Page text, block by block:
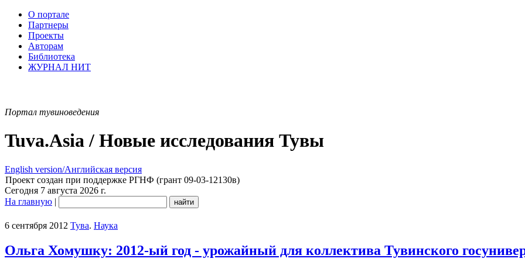
О портале
Партнеры
Проекты
Авторам
Библиотека
ЖУРНАЛ НИТ
Портал тувиноведения
Tuva.Asia / Новые исследования Тувы
English version/Английская версия
Проект создан при поддержке РГНФ (грант 09-03-12130в)
Сегодня 7 августа 2026 г.
На главную |
6 сентября 2012 Тува. Наука
Ольга Хомушку: 2012-ый год - урожайный для коллектива Тувинского